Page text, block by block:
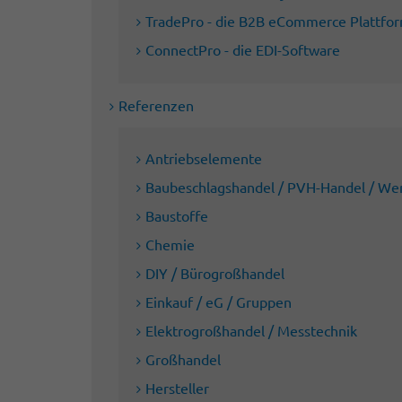
TradePro - die B2B eCommerce
ConnectPro - die EDI-Software
Referenzen
Antriebselemente
Baubeschlagshandel / PVH-Handel /
Baustoffe
Chemie
DIY / Bürogroßhandel
Einkauf / eG / Gruppen
Elektrogroßhandel / Messtechnik
Großhandel
Hersteller